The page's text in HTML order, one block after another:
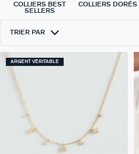
COLLIERS BEST
SELLERS
COLLIERS DORÉS
TRIER PAR
ARGENT VÉRITABLE